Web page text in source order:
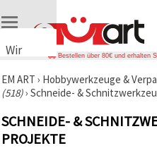
Wir
Cookies
🍪 Wir
Cookies
und
ähnliche
Bestellen über 80€ und erhalten
EM ART › Hobbywerkzeuge &
(518)› Schneide- &
SCHNEIDE- &
PROJEKTE